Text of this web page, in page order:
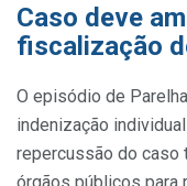
Caso deve
fiscalização
O episódio de
indenização
repercussão do caso